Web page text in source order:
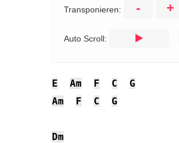
Transponieren: - +
Auto Scroll:
E Am F C
G
Am
F C G
Dm